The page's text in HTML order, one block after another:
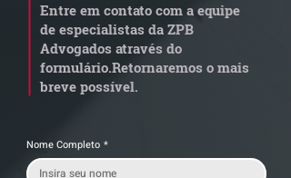
mês
Entre em contato com a equipe
de especialistas da ZPB
Advogados através do
formulário.Retornaremos o mais
breve possível.
Nome Completo *